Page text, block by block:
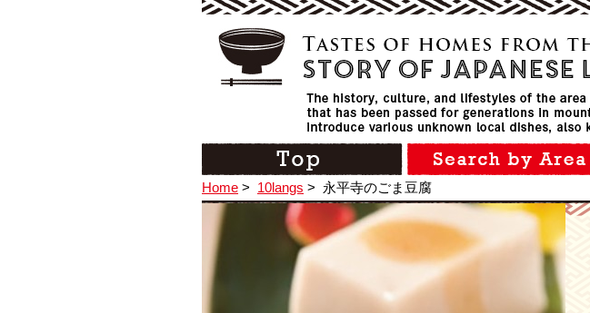
Home > 10langs > 永平寺のごま豆腐